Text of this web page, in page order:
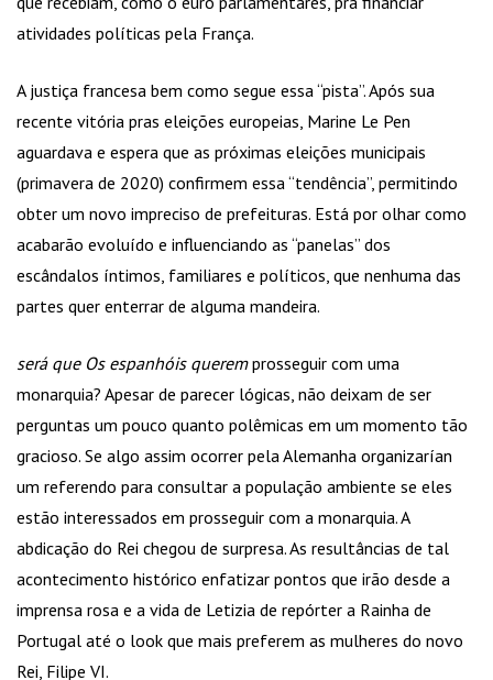
atividades políticas pela França.
A justiça francesa bem como segue essa “pista”. Após sua
recente vitória pras eleições europeias, Marine Le Pen
aguardava e espera que as próximas eleições municipais
(primavera de 2020) confirmem essa “tendência”, permitindo
obter um novo impreciso de prefeituras. Está por olhar como
acabarão evoluído e influenciando as “panelas” dos
escândalos íntimos, familiares e políticos, que nenhuma das
partes quer enterrar de alguma mandeira.
será que Os espanhóis queremprosseguir com uma
monarquia? Apesar de parecer lógicas, não deixam de ser
perguntas um pouco quanto polêmicas em um momento tão
gracioso. Se algo assim ocorrer pela Alemanha organizarían
um referendo para consultar a população ambiente se eles
estão interessados em prosseguir com a monarquia. A
abdicação do Rei chegou de surpresa. As resultâncias de tal
acontecimento histórico enfatizar pontos que irão desde a
imprensa rosa e a vida de Letizia de repórter a Rainha de
Portugal até o look que mais preferem as mulheres do novo
Rei, Filipe VI.